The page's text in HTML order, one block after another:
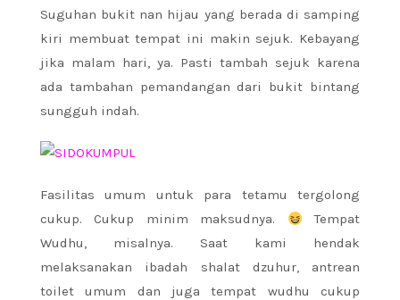
Suguhan bukit nan hijau yang berada di samping
kiri membuat tempat ini makin sejuk. Kebayang
jika malam hari, ya. Pasti tambah sejuk karena
ada tambahan pemandangan dari bukit bintang
sungguh indah.
Fasilitas umum untuk para tetamu tergolong
cukup. Cukup minim maksudnya.
Tempat
Wudhu, misalnya. Saat kami hendak
melaksanakan ibadah shalat dzuhur, antrean
toilet umum dan juga tempat wudhu cukup